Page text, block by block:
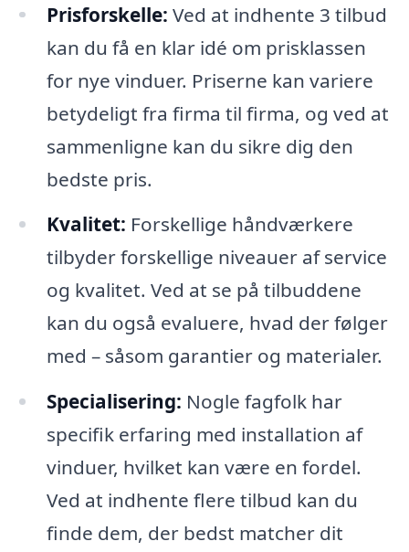
Prisforskelle: Ved at indhente 3 tilbud
kan du få en klar idé om prisklassen
for nye vinduer. Priserne kan variere
betydeligt fra firma til firma, og ved at
sammenligne kan du sikre dig den
bedste pris.
Kvalitet: Forskellige håndværkere
tilbyder forskellige niveauer af service
og kvalitet. Ved at se på tilbuddene
kan du også evaluere, hvad der følger
med – såsom garantier og materialer.
Specialisering: Nogle fagfolk har
specifik erfaring med installation af
vinduer, hvilket kan være en fordel.
Ved at indhente flere tilbud kan du
finde dem, der bedst matcher dit